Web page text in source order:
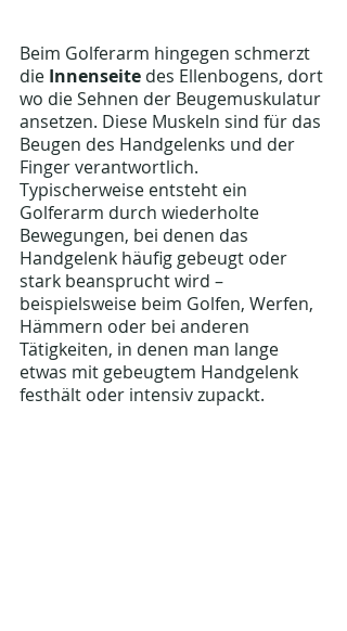
Beim Golferarm hingegen schmerzt
die Innenseite des Ellenbogens, dort
wo die Sehnen der Beugemuskulatur
ansetzen. Diese Muskeln sind für das
Beugen des Handgelenks und der
Finger verantwortlich.
Typischerweise entsteht ein
Golferarm durch wiederholte
Bewegungen, bei denen das
Handgelenk häufig gebeugt oder
stark beansprucht wird –
beispielsweise beim Golfen, Werfen,
Hämmern oder bei anderen
Tätigkeiten, in denen man lange
etwas mit gebeugtem Handgelenk
festhält oder intensiv zupackt.